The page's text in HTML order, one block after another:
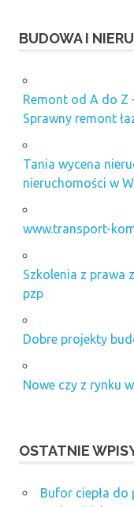
dźwigów
elektryczne
koszty
okna
Poznań
posadzki z
żywicy
epoksydowej
serwis
warszawa
zarządzania
placem
budowy
dla
firma
wynajem
BUDOWA I
Remont od A do Z
Sprawny remont
Tania wycena
nieruchomości w
www.transport-
Szkolenia z prawa
pzp
Dobre projekty
Nowe czy z rynku
OSTATNIE
Bufor ciepła do